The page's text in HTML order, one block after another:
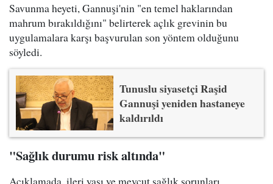
Savunma heyeti, Gannuşi'nin "en temel haklarından
mahrum bırakıldığını" belirterek açlık grevinin bu
uygulamalara karşı başvurulan son yöntem olduğunu
söyledi.
Tunuslu siyasetçi Raşid
Gannuşi yeniden hastaneye
kaldırıldı
"Sağlık durumu risk altında"